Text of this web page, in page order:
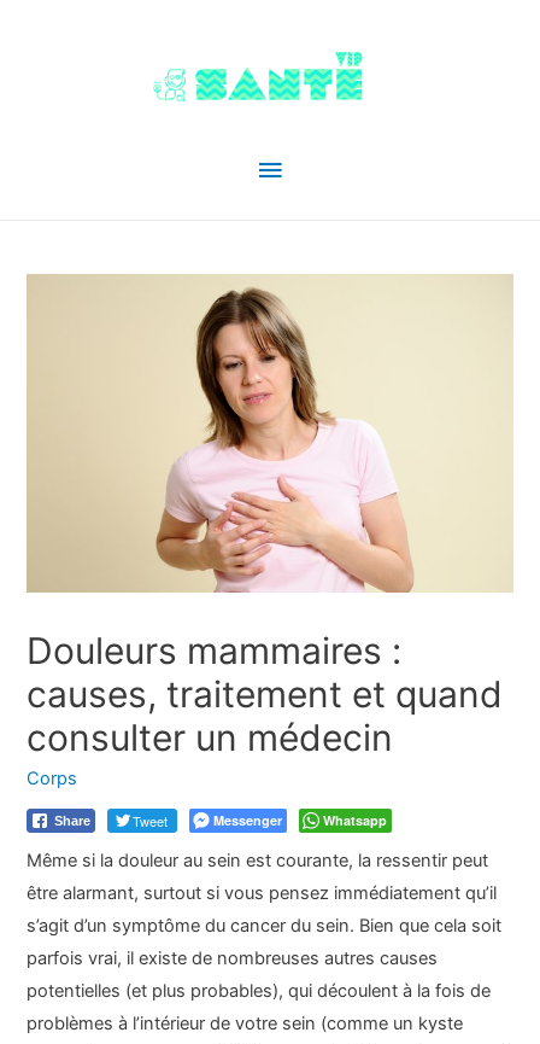
Menu
Douleurs mammaires :
causes, traitement et quand
consulter un médecin
Corps
Share Tweet Messenger Whatsapp
Même si la douleur au sein est courante, la ressentir peut
être alarmant, surtout si vous pensez immédiatement qu’il
s’agit d’un symptôme du cancer du sein. Bien que cela soit
parfois vrai, il existe de nombreuses autres causes
potentielles (et plus probables), qui découlent à la fois de
problèmes à l’intérieur de votre sein (comme un kyste